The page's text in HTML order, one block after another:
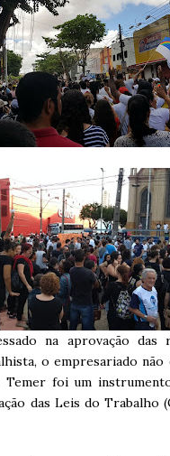
na aprovação das
o empresariado não
foi um
das Leis do Trabalho